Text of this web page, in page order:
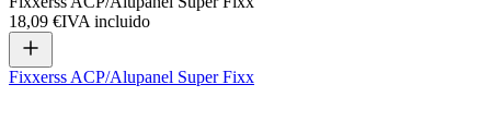
18,09 €IVA incluido
Fixxerss ACP/Alupanel Super Fixx